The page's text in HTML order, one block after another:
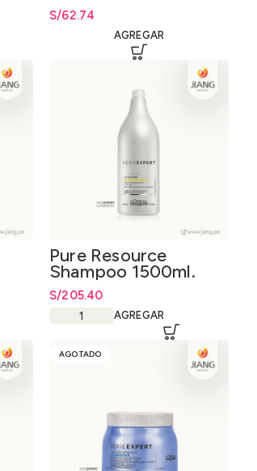
Blanco/Gris 200ml.
S/62.74
AGREGAR
Pure Resource
Shampoo 1500ml.
S/205.40
AGREGAR
AGOTADO